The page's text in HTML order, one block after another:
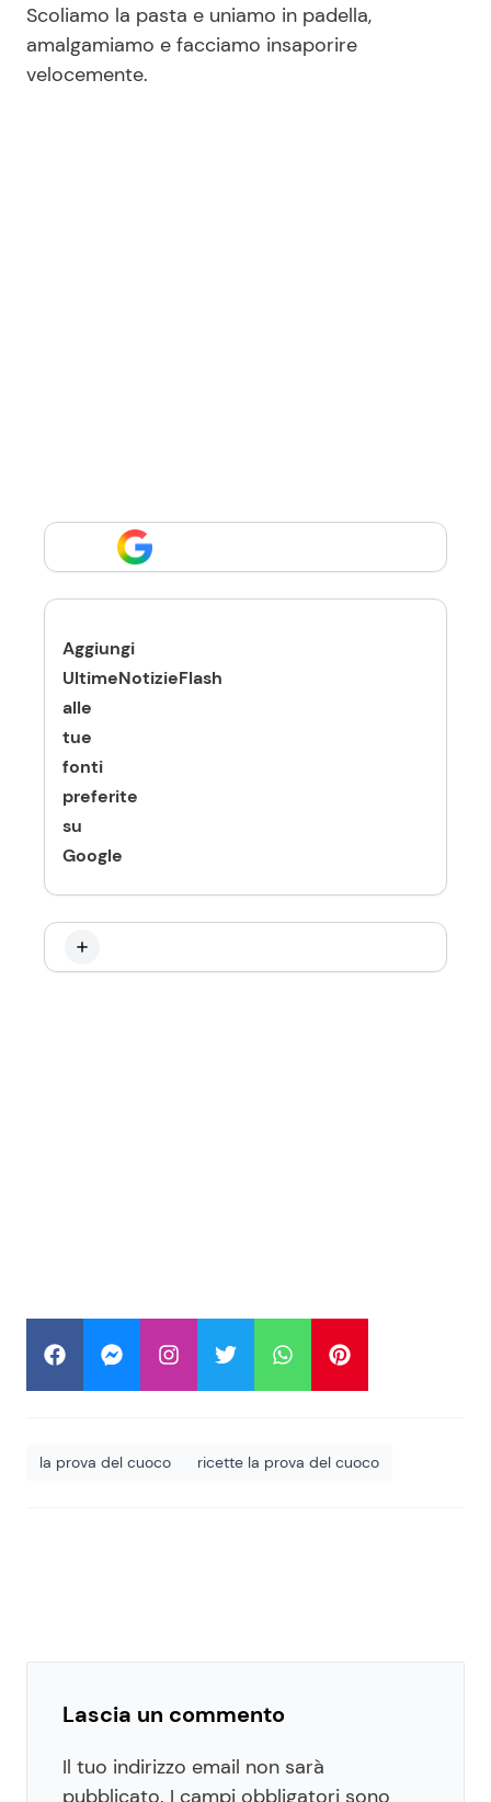
Scoliamo la pasta e uniamo in padella,
amalgamiamo e facciamo insaporire
velocemente.
Aggiungi
UltimeNotizieFlash
alle
tue
fonti
preferite
su
Google
la prova del cuoco ricette la prova del cuoco
Lascia un commento
Il tuo indirizzo email non sarà
pubblicato. I campi obbligatori sono